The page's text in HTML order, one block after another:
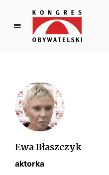
K
g
r
e
s
O
b
y
w
Ewa Błaszczyk
aktorka